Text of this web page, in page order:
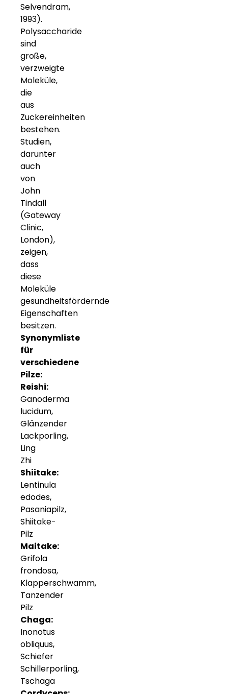
Selvendram,
1993).
Polysaccharide
sind
große,
verzweigte
Moleküle,
die
aus
Zuckereinheiten
bestehen.
Studien,
darunter
auch
von
John
Tindall
(Gateway
Clinic,
London),
zeigen,
dass
diese
Moleküle
gesundheitsfördernde
Eigenschaften
besitzen.
Synonymliste
für
verschiedene
Pilze:
Reishi:
Ganoderma
lucidum,
Glänzender
Lackporling,
Ling
Zhi
Shiitake:
Lentinula
edodes,
Pasaniapilz,
Shiitake-
Pilz
Maitake:
Grifola
frondosa,
Klapperschwamm,
Tanzender
Pilz
Chaga:
Inonotus
obliquus,
Schiefer
Schillerporling,
Tschaga